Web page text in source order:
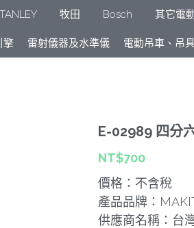
鋼力 DeWALT、STANLEY 牧
HONDA發電機、引擎 雷射儀器及水
E-02989 四分
NT$700
價格：不含稅
產品品牌：
供應商名稱：台